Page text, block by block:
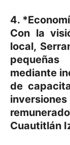
4.
Con la
local,
mediante
de
Cuautitlán